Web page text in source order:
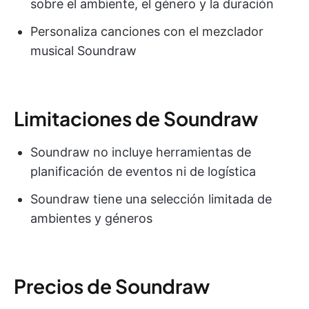
sobre el ambiente, el género y la duración
Personaliza canciones con el mezclador
musical Soundraw
Limitaciones de Soundraw
Soundraw no incluye herramientas de
planificación de eventos ni de logística
Soundraw tiene una selección limitada de
ambientes y géneros
Precios de Soundraw